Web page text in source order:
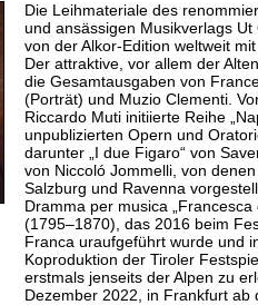
Die Leihmateriale des
und ansässigen Musikverlags
von der Alkor-Edition weltweit
Der attraktive, vor allem der
die Gesamtausgaben von
(Porträt) und Muzio Clementi.
Riccardo Muti initiierte Reihe
unpublizierten Opern und
darunter „I due Figaro“ von
von Niccoló Jommelli, von
Salzburg und Ravenna
Dramma per musica
(1795–1870), das 2016 beim
Franca uraufgeführt wurde und
Koproduktion der Tiroler
erstmals jenseits der Alpen zu
Dezember 2022, in Frankfurt ab